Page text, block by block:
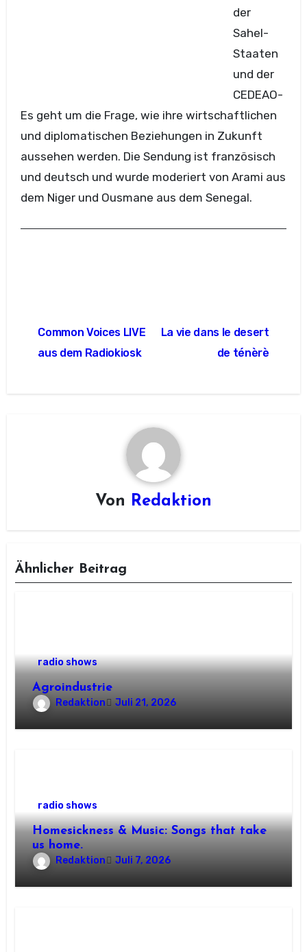
der
Sahel-
Staaten
und der
CEDEAO-
Es geht um die Frage, wie ihre wirtschaftlichen
und diplomatischen Beziehungen in Zukunft
aussehen werden. Die Sendung ist französisch
und deutsch und wurde moderiert von Arami aus
dem Niger und Ousmane aus dem Senegal.
Common Voices LIVE
aus dem Radiokiosk
La vie dans le desert
de ténèrè
Von Redaktion
Ähnlicher Beitrag
radio shows
Agroindustrie
Redaktion Juli 21, 2026
radio shows
Homesickness & Music: Songs that take
us home.
Redaktion Juli 7, 2026